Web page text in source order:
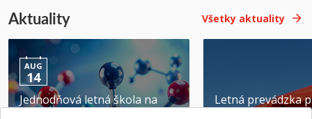
Aktuality Všetky aktuality
AUG
14
Jednodňová letná škola na
Letná prevádzka